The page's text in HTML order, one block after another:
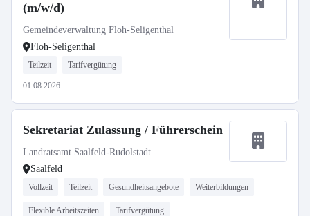
(m/w/d)
Gemeindeverwaltung Floh-Seligenthal
Floh-Seligenthal
Teilzeit Tarifvergütung
01.08.2026
Sekretariat Zulassung / Führerschein
Landratsamt Saalfeld-Rudolstadt
Saalfeld
Vollzeit Teilzeit Gesundheitsangebote Weiterbildungen
Flexible Arbeitszeiten Tarifvergütung